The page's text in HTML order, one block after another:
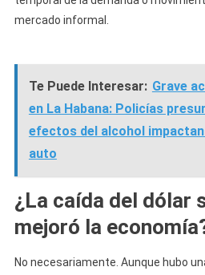
mercado informal.
Te Puede Interesar: Grave
en La Habana: Policías
efectos del alcohol
auto
¿La caída del dólar
mejoró la
No necesariamente. Aunque hubo